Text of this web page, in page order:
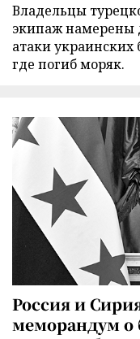
Владельцы
экипаж намерены
атаки
где погиб моряк.
Россия и
меморандум о